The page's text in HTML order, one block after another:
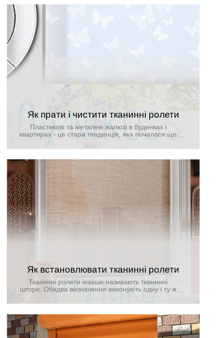
Як прати і чистити тканинні ролети
Пластикові та металеві жалюзі в будинках і
квартирах - це стара тенденція, яка почалася ще
пріоритетами, в порівнянні з тканинними жалюзі.
підходять для інтер'єру, у них немає додання
тканини. В такому випадку ідеально підійдуть
Як встановлювати тканинні ролети
Тканинні ролети інакше називають тканинні
штори. Обидва визначення виконують одну і ту ж
світла, плюс до всього служать в якості декору.
простий функціональності, і вони практично не
вимагають особливого догляду. Є два варіанти, як
встановити тканинні ролети - власноруч або